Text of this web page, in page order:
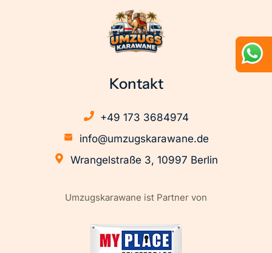
Kontakt
+49 173 3684974
info@umzugskarawane.de
Wrangelstraße 3, 10997 Berlin
Umzugskarawane ist Partner von
Datenschutzerklärung
Privatumzüge Berlin
Renovierung Berlin
Umzugshelfer Berlin
Wohnungsauflösung